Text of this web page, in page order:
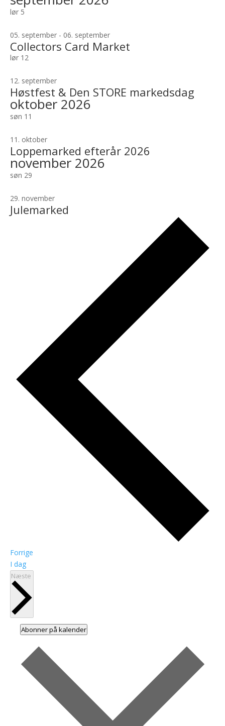
lør 5
05. september- 06. september
Collectors Card Market
lør 12
12. september
Høstfest & Den STORE markedsdag
oktober 2026
søn 11
11. oktober
Loppemarked efterår 2026
november 2026
søn 29
29. november
Julemarked
ForrigeBegivenheder
I dag
Næste
Abonner på kalender